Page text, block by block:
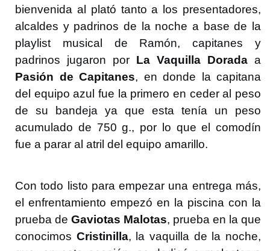
bienvenida al plató tanto a los presentadores,
alcaldes y padrinos de la noche a base de la
playlist musical de Ramón, capitanes y
padrinos jugaron por La Vaquilla Dorada a
Pasión de Capitanes, en donde la capitana
del equipo azul fue la primero en ceder al peso
de su bandeja ya que esta tenía un peso
acumulado de 750 g., por lo que el comodín
fue a parar al atril del equipo amarillo.
Con todo listo para empezar una entrega más,
el enfrentamiento empezó en la piscina con la
prueba de Gaviotas Malotas, prueba en la que
conocimos Cristinilla, la vaquilla de la noche,